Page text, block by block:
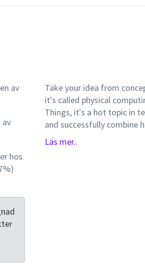
av
av
hos
Take your idea from
it's called physical
Things, it's a hot topic in
and successfully combine
electronics, and cool
Läs mer..